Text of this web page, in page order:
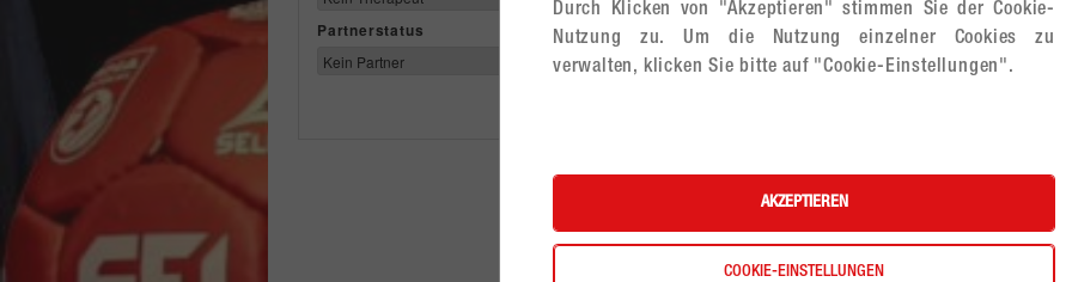
Partnerstatus Hinweise
Durch Klicken von "Akzeptieren" stimmen Sie der Cookie-
Nutzung zu. Um die Nutzung einzelner Cookies zu
verwalten, klicken Sie bitte auf "Cookie-Einstellungen".
AKZEPTIEREN
COOKIE-EINSTELLUNGEN